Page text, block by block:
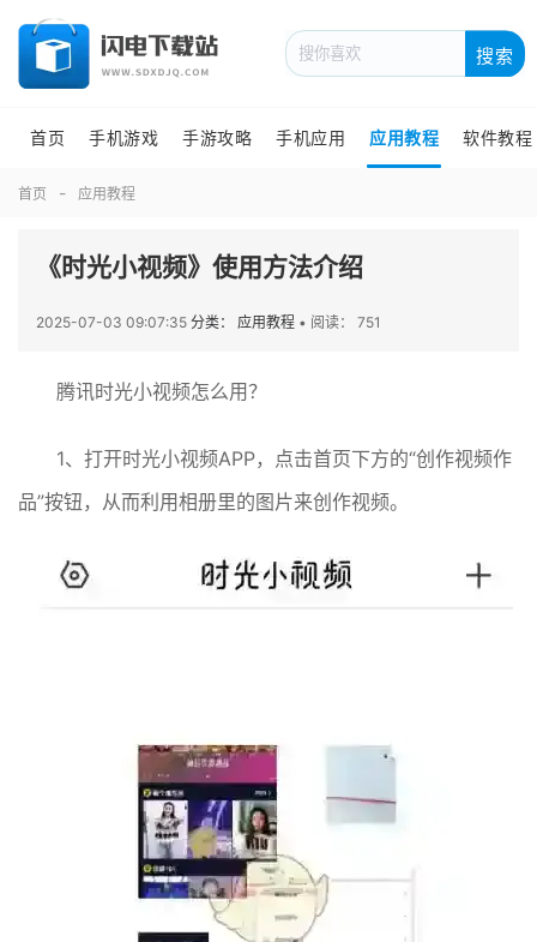
搜索
首页 手机游戏 手游攻略 手机应用 应用教程 软件教程
首页 应用教程
《时光小视频》使用方法介绍
2025-07-03 09:07:35 分类： 应用教程 • 阅读： 751
腾讯时光小视频怎么用？
1、打开时光小视频APP，点击首页下方的“创作视频作
品”按钮，从而利用相册里的图片来创作视频。